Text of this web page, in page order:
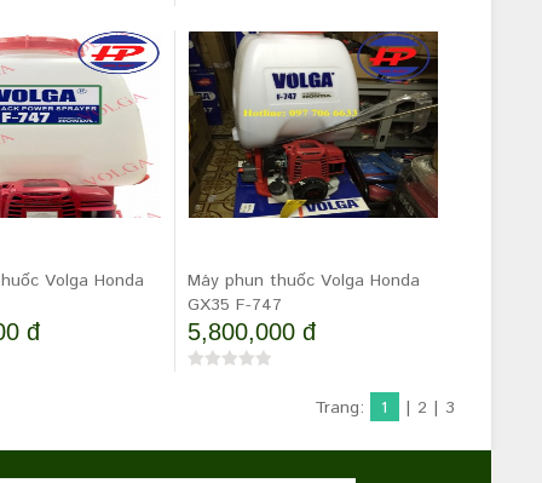
Volga Honda
đ
Máy phun thuốc Volga Honda
GX35 F-747
5,800,000 đ
Trang: 1 | 2 | 3